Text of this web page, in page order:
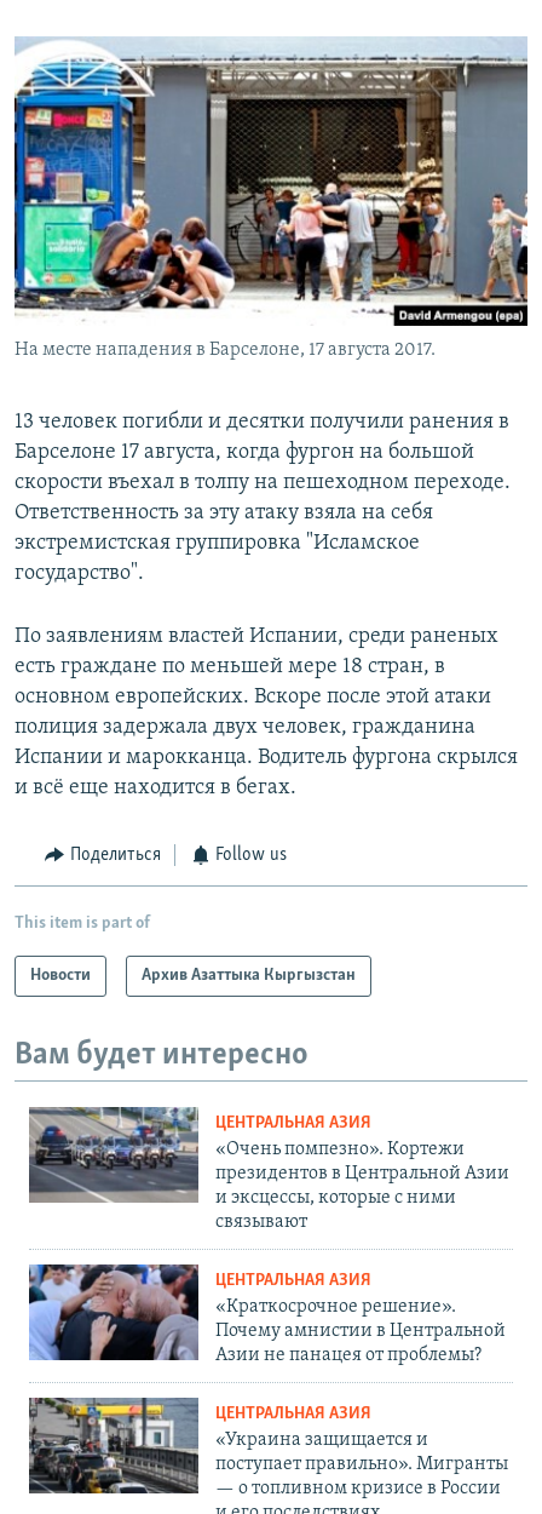
На месте нападения в Барселоне, 17 августа 2017.
13 человек погибли и десятки получили ранения в
Барселоне 17 августа, когда фургон на большой
скорости въехал в толпу на пешеходном переходе.
Ответственность за эту атаку взяла на себя
экстремистская группировка "Исламское
государство".
По заявлениям властей Испании, среди раненых
есть граждане по меньшей мере 18 стран, в
основном европейских. Вскоре после этой атаки
полиция задержала двух человек, гражданина
Испании и марокканца. Водитель фургона скрылся
и всё еще находится в бегах.
Поделиться Follow us
This item is part of
Новости Архив Азаттыка Кыргызстан
Вам будет интересно
ЦЕНТРАЛЬНАЯ АЗИЯ
«Очень помпезно». Кортежи
президентов в Центральной Азии
и эксцессы, которые с ними
связывают
ЦЕНТРАЛЬНАЯ АЗИЯ
«Краткосрочное решение».
Почему амнистии в Центральной
Азии не панацея от проблемы?
ЦЕНТРАЛЬНАЯ АЗИЯ
«Украина защищается и
поступает правильно». Мигранты
— о топливном кризисе в России